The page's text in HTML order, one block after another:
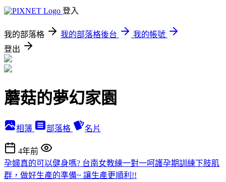
登入
我的部落格 我的部落格後台
我的帳號
登出
蘑菇的夢幻家園
相簿 部落格 名片
4年前
孕婦真的可以健身嗎? 台南女教練一對一呵護孕期訓練下肢肌
群，做好生產的準備~ 讓生產更順利!!